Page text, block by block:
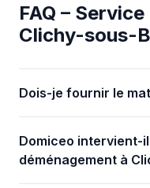
FAQ –
Clichy-sous-
Dois-je fournir le
Domiceo intervient-
déménagement à